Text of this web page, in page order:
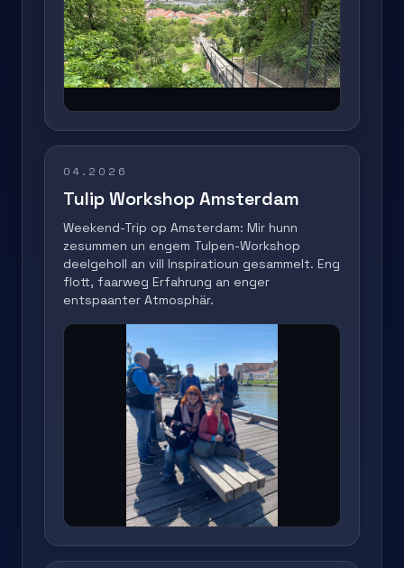
04.2026
Tulip Workshop Amsterdam
Weekend-Trip op Amsterdam: Mir hunn
zesummen un engem Tulpen-Workshop
deelgeholl an vill Inspiratioun gesammelt. Eng
flott, faarweg Erfahrung an enger
entspaanter Atmosphär.